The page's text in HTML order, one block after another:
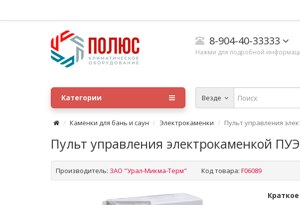
8-904-40-33333
Нажми для подробной
Везде
Категории
Каменки для бань и саун Электрокаменки Пульт управления
Пульт управления электрокаменкой
Производитель: ЗАО "Урал-Микма-Терм" Код товара: F06089